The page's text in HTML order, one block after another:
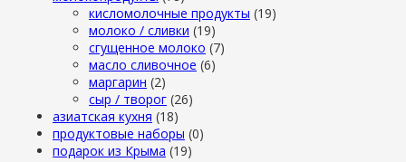
кисломолочные продукты (19)
молоко / сливки (19)
сгущенное молоко (7)
масло сливочное (6)
маргарин (2)
сыр / творог (26)
азиатская кухня (18)
продуктовые наборы (0)
подарок из Крыма (19)